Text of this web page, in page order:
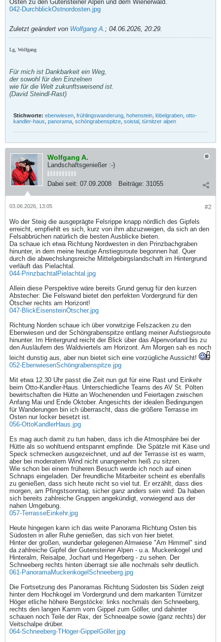
Osten zu den Gutensteiner Alpen und dem Wienerwald.
042-DurchblickOstnordosten.jpg
Zuletzt geändert von Wolfgang A.; 04.06.2026, 20:29.
Lg, Wolfgang
Für mich ist Dankbarkeit ein Weg,
der sowohl für den Einzelnen
wie für die Welt zukunftsweisend ist.
(David Steindl-Rast)
Stichworte: ebenwiesen frühlingswanderung hohenstein löbelgraben otto-
kandler-haus panorama schöngrabenspitze soistal türnitzer alpen
Wolfgang A.
Landschaftsgenießer :-)
Dabei seit: 07.09.2008 Beiträge: 31055
#2
03.06.2026, 13:05
Wo der Steig die ausgeprägte Felsrippe knapp nördlich des Gipfels
erreicht, empfiehlt es sich, kurz von ihm abzuzweigen, da sich an den
Felsabbrüchen natürlich die besten Ausblicke bieten.
Da schaue ich etwa Richtung Nordwesten in den Prinzbachgraben
hinunter, in dem meine heutige Anstiegsroute begonnen hat. Quer
durch die abwechslungsreiche Mittelgebirgslandschaft im Hintergrund
verläuft das Pielachtal.
044-PrinzbachtalPielachtal.jpg
Allein diese Perspektive wäre bereits Grund genug für den kurzen
Abstecher: Die Felswand bietet den perfekten Vordergrund für den
Ötscher rechts am Horizont!
047-BlickEisensteinÖtscher.jpg
Richtung Norden schaue ich über vorwitzige Felszacken zu den
Ebenwiesen und der Schöngrabenspitze entlang meiner Aufstiegsroute
hinunter. Im Hintergrund reicht der Blick über das Alpenvorland bis zu
den Ausläufern des Waldviertels am Horizont. Am Morgen sah es noch
leicht dunstig aus, aber nun bietet sich eine vorzügliche Aussicht!
052-EbenwiesenSchöngrabenspitze.jpg
Mit etwa 12.30 Uhr passt die Zeit nun gut für eine Rast und Einkehr
beim Otto-Kandler-Haus. Unterschiedliche Teams des AV St. Pölten
bewirtschaften die Hütte an Wochenenden und Feiertagen zwischen
Anfang Mai und Ende Oktober. Angesichts der idealen Bedingungen
für Wanderungen bin ich überrascht, dass die größere Terrasse im
Osten nur locker besetzt ist.
056-OttoKandlerHaus.jpg
Es mag auch damit zu tun haben, dass ich die Atmosphäre bei der
Hütte als so wohltuend entspannt empfinde. Die Spätzle mit Käse und
Speck schmecken ausgezeichnet, und auf der Terrasse ist es warm,
aber bei moderatem Wind nicht unangenehm heiß zu sitzen.
Wie schon bei einem früheren Besuch werde ich noch auf einen
Schnaps eingeladen. Der freundliche Mitarbeiter scheint es ebenfalls
zu genießen, dass sich heute nicht so viel tut. Er erzählt, dass dies
morgen, am Pfingstsonntag, sicher ganz anders sein wird: Da haben
sich bereits zahlreiche Gruppen angekündigt, vorwiegend aus der
nahen Umgebung.
057-TerrasseEinkehr.jpg
Heute hingegen kann ich das weite Panorama Richtung Osten bis
Südosten in aller Ruhe genießen, das sich von hier bietet.
Hinter der großen, wunderbar gelegenen Almwiese "Am Himmel" sind
da zahlreiche Gipfel der Gutensteiner Alpen - u.a. Muckenkogel und
Hinteralm, Reisalpe, Jochart und Hegerberg - zu sehen. Der
Schneeberg rechts hinten überragt sie alle nochmals sehr deutlich.
061-PanoramaMuckenkogelSchneeberg.jpg
Die Fortsetzung des Panoramas Richtung Südosten bis Süden zeigt
hinter dem Hochkogel im Vordergrund und dem markanten Türnitzer
Höger etliche höhere Bergstöcke: links nochmals den Schneeberg,
rechts den langen Kamm vom Gippel zum Göller, und dahinter
schauen noch Teile der Rax, der Schneealpe sowie (ganz rechts) der
Veitschalpe drüber.
064-Schneeberg-THöger-GippelGöller.jpg